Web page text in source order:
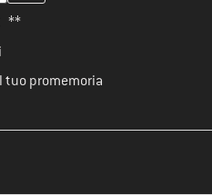
**
tuo promemoria